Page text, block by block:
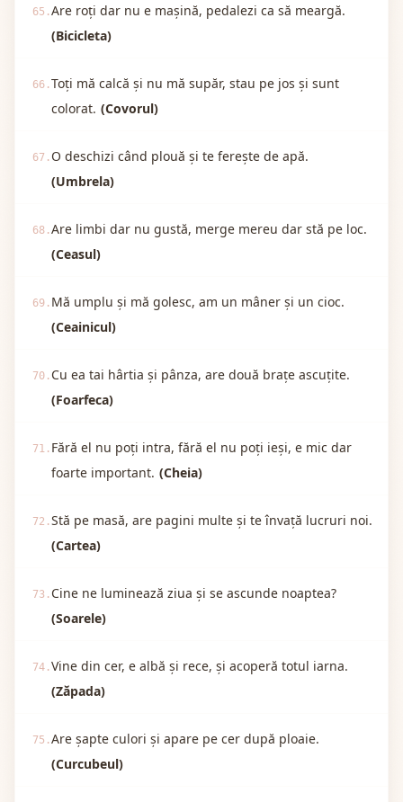
65.Are roți dar nu e mașină, pedalezi ca să meargă.
(Bicicleta)
66.Toți mă calcă și nu mă supăr, stau pe jos și sunt
colorat. (Covorul)
67. O deschizi când plouă și te ferește de apă.
(Umbrela)
68.Are limbi dar nu gustă, merge mereu dar stă pe loc.
(Ceasul)
69. Mă umplu și mă golesc, am un mâner și un cioc.
(Ceainicul)
70. Cu ea tai hârtia și pânza, are două brațe ascuțite.
(Foarfeca)
71. Fără el nu poți intra, fără el nu poți ieși, e mic dar
foarte important. (Cheia)
72.Stă pe masă, are pagini multe și te învață lucruri noi.
(Cartea)
73. Cine ne luminează ziua și se ascunde noaptea?
(Soarele)
74.Vine din cer, e albă și rece, și acoperă totul iarna.
(Zăpada)
75.Are șapte culori și apare pe cer după ploaie.
(Curcubeul)